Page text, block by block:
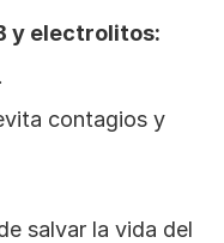
y electrolitos:
contagios y
salvar la vida del